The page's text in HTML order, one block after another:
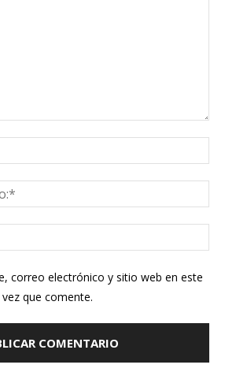
correo electrónico y sitio web en este
que comente.